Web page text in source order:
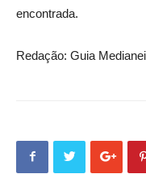
encontrada.
Redação: Guia